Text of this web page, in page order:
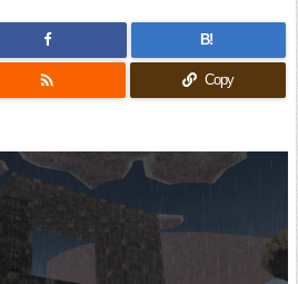
B!
 Copy